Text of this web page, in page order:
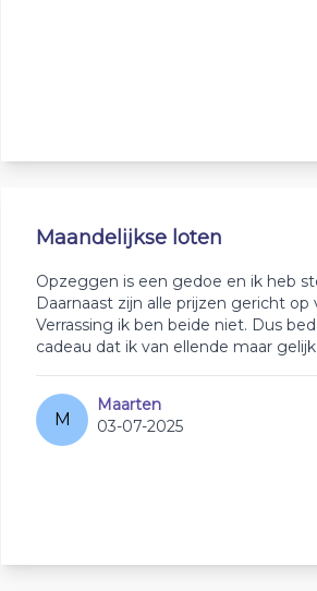
Maandelijkse loten
Opzeggen is een gedoe en ik heb
Daarnaast zijn alle prijzen gericht
Verrassing ik ben beide niet. Dus
cadeau dat ik van ellende maar
M
Maarten
03-07-2025